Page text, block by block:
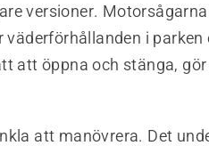
versioner.
i parken
att öppna och stänga,
att manövrera. Det